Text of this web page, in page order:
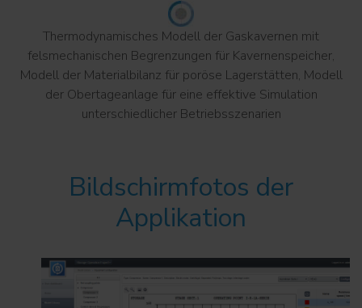
Thermodynamisches Modell der Gaskavernen mit
felsmechanischen Begrenzungen für Kavernenspeicher,
Modell der Materialbilanz für poröse Lagerstätten, Modell
der Obertageanlage für eine effektive Simulation
unterschiedlicher Betriebsszenarien
Bildschirmfotos der
Applikation